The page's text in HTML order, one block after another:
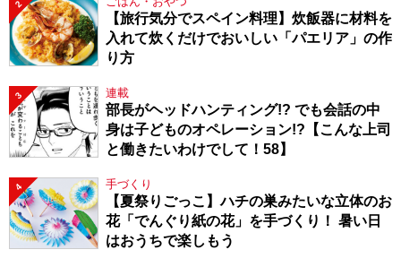
2
【旅行気分でスペイン料理】炊飯器に材料を
入れて炊くだけでおいしい「パエリア」の作
り方
3 連載
部長がヘッドハンティング!? でも会話の中
身は子どものオペレーション!?【こんな上司
と働きたいわけでして！58】
4 手づくり
【夏祭りごっこ】ハチの巣みたいな立体のお
花「でんぐり紙の花」を手づくり！ 暑い日
はおうちで楽しもう